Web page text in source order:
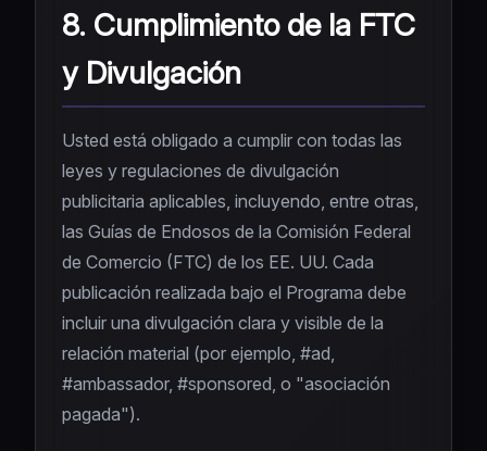
8. Cumplimiento de la FTC
y Divulgación
Usted está obligado a cumplir con todas las
leyes y regulaciones de divulgación
publicitaria aplicables, incluyendo, entre otras,
las Guías de Endosos de la Comisión Federal
de Comercio (FTC) de los EE. UU. Cada
publicación realizada bajo el Programa debe
incluir una divulgación clara y visible de la
relación material (por ejemplo, #ad,
#ambassador, #sponsored, o "asociación
pagada").